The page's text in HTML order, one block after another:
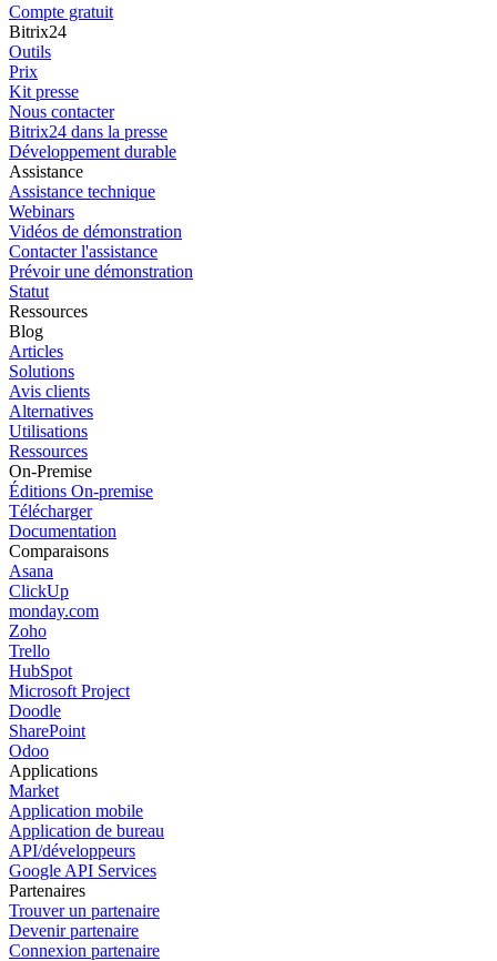
Compte gratuit
Bitrix24
Outils
Prix
Kit presse
Nous contacter
Bitrix24 dans la presse
Développement durable
Assistance
Assistance technique
Webinars
Vidéos de démonstration
Contacter l'assistance
Prévoir une démonstration
Statut
Ressources
Blog
Articles
Solutions
Avis clients
Alternatives
Utilisations
Ressources
On-Premise
Éditions On-premise
Télécharger
Documentation
Comparaisons
Asana
ClickUp
monday.com
Zoho
Trello
HubSpot
Microsoft Project
Doodle
SharePoint
Odoo
Applications
Market
Application mobile
Application de bureau
API/développeurs
Google API Services
Partenaires
Trouver un partenaire
Devenir partenaire
Connexion partenaire